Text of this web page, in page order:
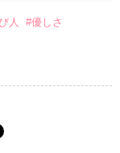
の良さを不審に
。
人
#優しさ